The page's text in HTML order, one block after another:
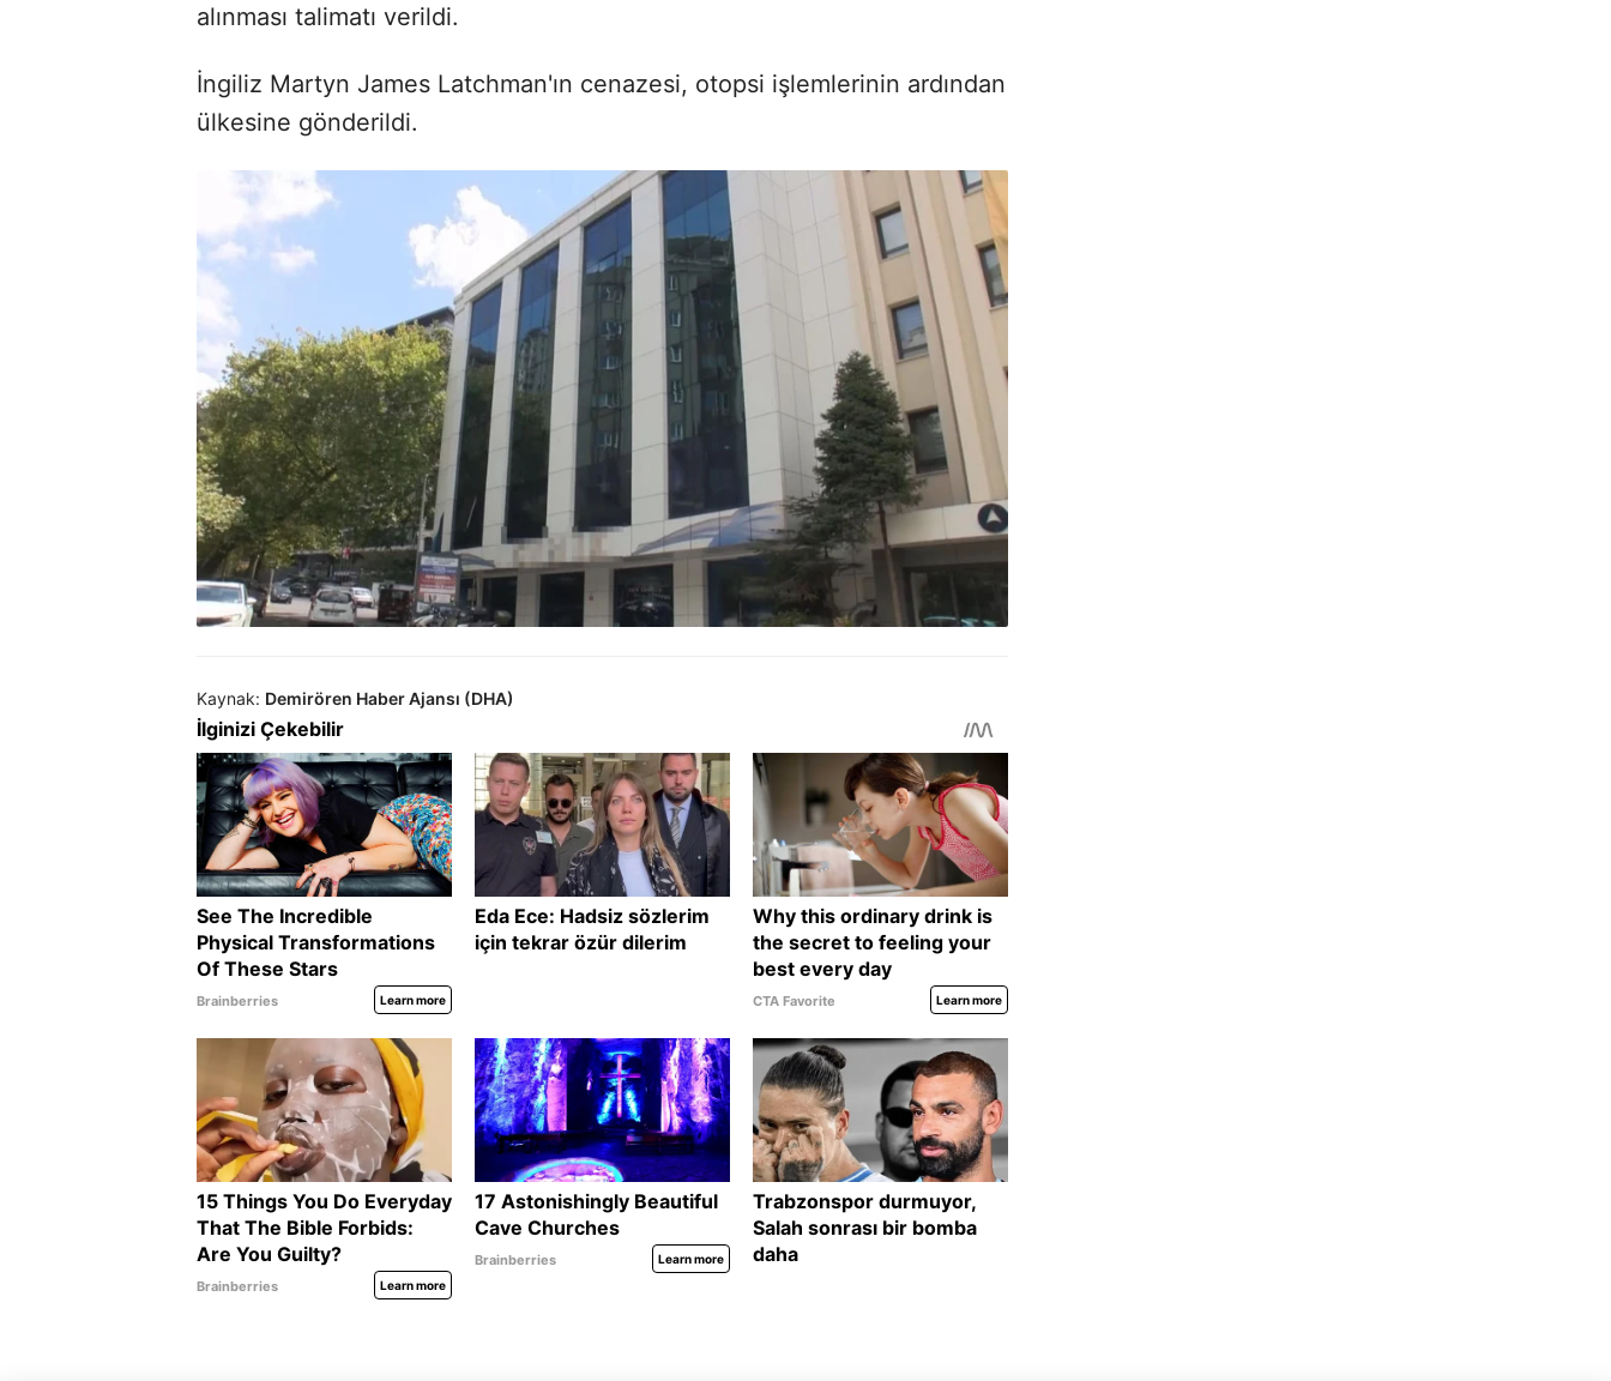
alınması talimatı verildi.
İngiliz Martyn James Latchman'ın cenazesi, otopsi işlemlerinin ardından
ülkesine gönderildi.
Kaynak: Demirören Haber Ajansı (DHA)